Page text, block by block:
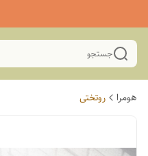
جستجو
هومرا روتختی